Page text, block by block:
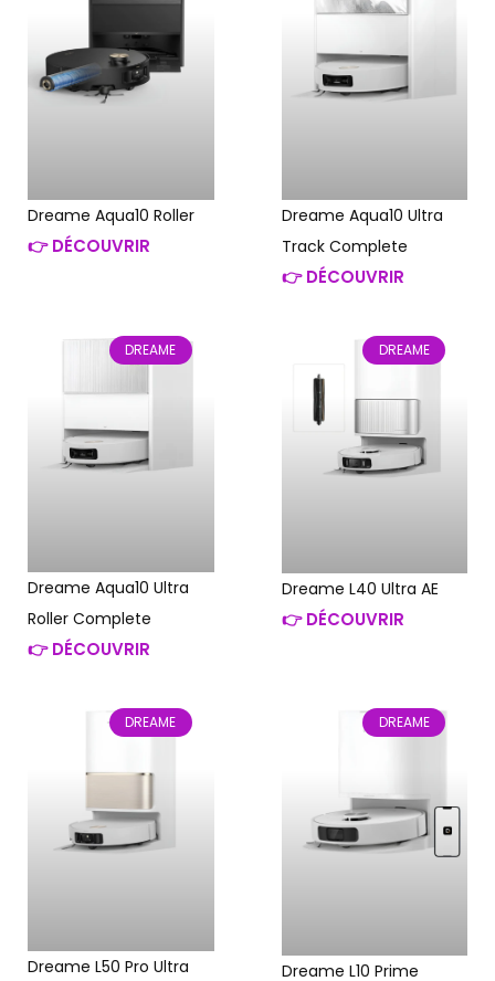
Dreame Aqua10 Roller
👉 DÉCOUVRIR
Dreame Aqua10 Ultra
Track Complete
👉 DÉCOUVRIR
DREAME
Dreame Aqua10 Ultra
Roller Complete
👉 DÉCOUVRIR
DREAME
Dreame L40 Ultra AE
👉 DÉCOUVRIR
DREAME
Dreame L50 Pro Ultra
DREAME
Dreame L10 Prime